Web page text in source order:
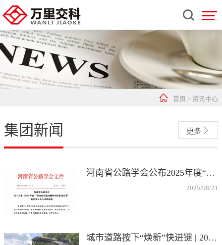

 首页 > 资讯中心
集团新闻 更多 
河南省公路学会公布2025年度“河南省交通运输科学技术进步奖”获奖项目及人员名单，授予“道路隐性病害精准智能诊断关键技术及应用”与“在役桥梁伸缩缝快速更换与修复一体化技术体系构建及工程应用”2个项目成果为“河南省交通运输科学技术进步一等奖”！
2025/08/21
城市道路按下“焕新”快进键 | 2025许昌民生实事年中盘点（五）